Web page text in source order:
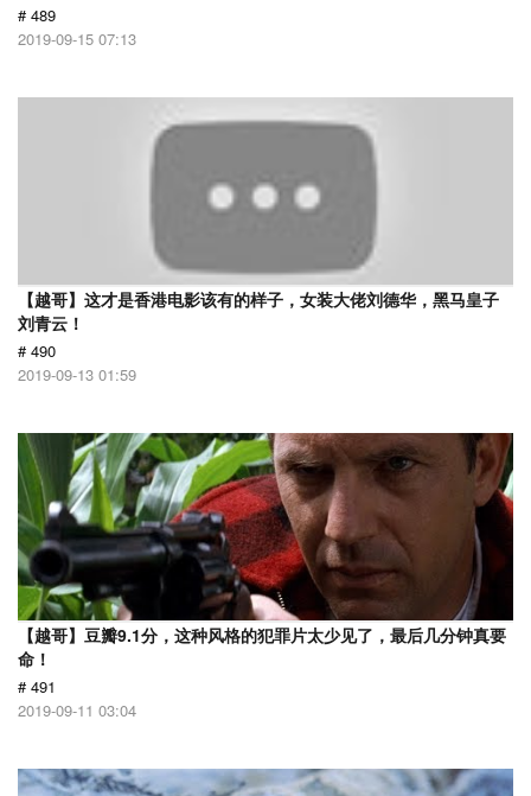
# 489
2019-09-15 07:13
【越哥】这才是香港电影该有的样子，女装大佬刘德华，黑马皇子
刘青云！
# 490
2019-09-13 01:59
【越哥】豆瓣9.1分，这种风格的犯罪片太少见了，最后几分钟真要
命！
# 491
2019-09-11 03:04